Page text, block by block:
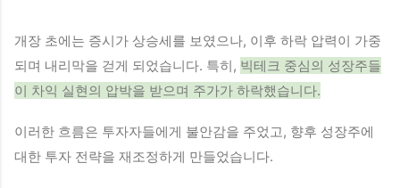
개장 초에는 증시가 상승세를 보였으나, 이후 하락 압력이 가중
되며 내리막을 걷게 되었습니다. 특히, 빅테크 중심의 성장주들
이 차익 실현의 압박을 받으며 주가가 하락했습니다.
이러한 흐름은 투자자들에게 불안감을 주었고, 향후 성장주에
대한 투자 전략을 재조정하게 만들었습니다.